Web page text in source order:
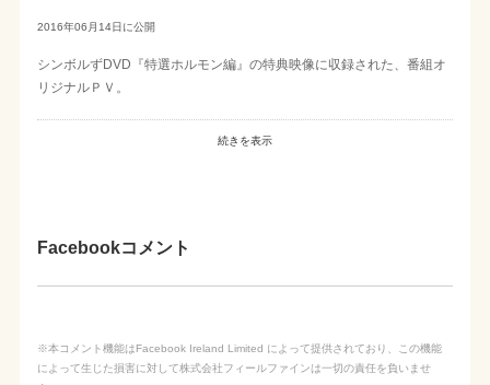
2016年06月14日に公開
シンボルずDVD『特選ホルモン編』の特典映像に収録された、番組オ
リジナルＰＶ。
続きを表示
Facebookコメント
※本コメント機能はFacebook Ireland Limited によって提供されており、この機能
によって生じた損害に対して株式会社フィールファインは一切の責任を負いませ